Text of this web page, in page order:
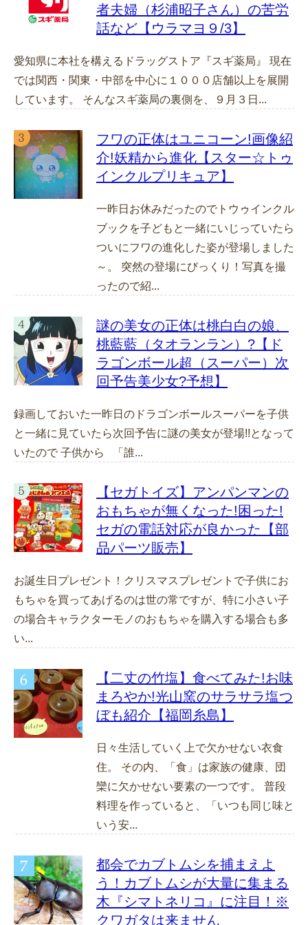
者夫婦（杉浦昭子さん）の苦労
話など【ウラマヨ９/3】
愛知県に本社を構えるドラッグストア『スギ薬局』 現在
では関西・関東・中部を中心に１０００店舗以上を展開
しています。 そんなスギ薬局の裏側を、９月３日...
フワの正体はユニコーン!画像紹
介!妖精から進化【スター☆トゥ
インクルプリキュア】
一昨日お休みだったのでトウゥインクル
ブックを子どもと一緒にいじっていたら
ついにフワの進化した姿が登場しました
～。 突然の登場にびっくり！写真を撮
ったので紹...
謎の美女の正体は桃白白の娘、
桃藍藍（タオランラン）?【ド
ラゴンボール超（スーパー）次
回予告美少女?予想】
録画しておいた一昨日のドラゴンボールスーパーを子供
と一緒に見ていたら次回予告に謎の美女が登場!!となって
いたので 子供から 「誰...
【セガトイズ】アンパンマンの
おもちゃが無くなった!困った!
セガの電話対応が良かった【部
品パーツ販売】
お誕生日プレゼント！クリスマスプレゼントで子供にお
もちゃを買ってあげるのは世の常ですが、特に小さい子
の場合キャラクターモノのおもちゃを購入する場合も多
い...
【二丈の竹塩】食べてみた!お味
まろやか!光山窯のサラサラ塩つ
ぼも紹介【福岡糸島】
日々生活していく上で欠かせない衣食
住。 その内、「食」は家族の健康、団
欒に欠かせない要素の一つです。 普段
料理を作っていると、「いつも同じ味と
いう安...
都会でカブトムシを捕まえよ
う！カブトムシが大量に集まる
木『シマトネリコ』に注目！※
クワガタは来ません